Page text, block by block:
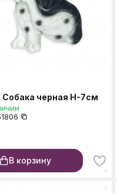
Собака черная H-7см
В корзину